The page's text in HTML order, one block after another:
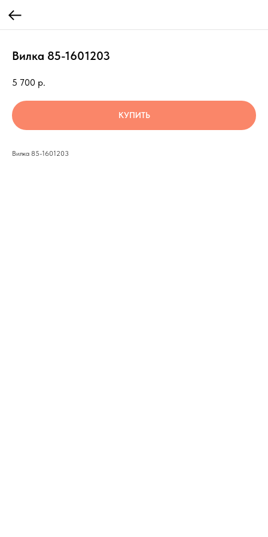
Вилка 85-1601203
5 700 р.
КУПИТЬ
Вилка 85-1601203